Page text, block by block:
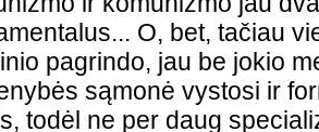
O, bet, tačiau
pagrindo, jau be jokio
sąmonė vystosi ir
todėl ne per daug